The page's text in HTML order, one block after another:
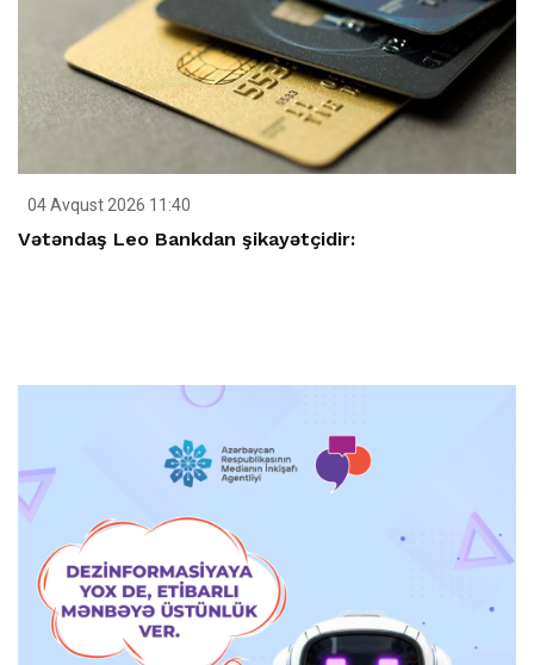
04 Avqust 2026 11:40
Vətəndaş Leo Bankdan şikayətçidir: